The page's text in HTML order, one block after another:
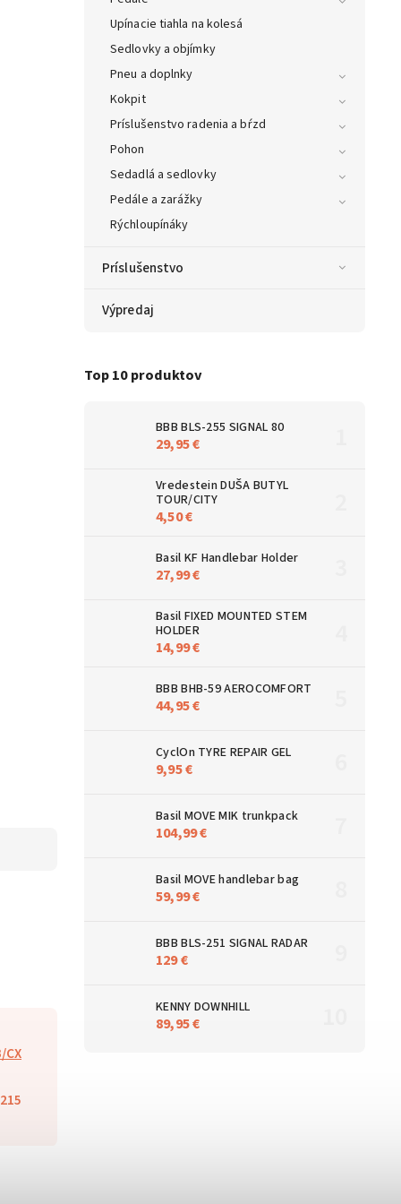
Upínacie tiahla na kolesá
Sedlovky a objímky
Pneu a doplnky
Kokpit
Príslušenstvo radenia a bŕzd
Pohon
Sedadlá a sedlovky
Pedále a zarážky
Rýchloupínáky
Príslušenstvo
Výpredaj
Top 10 produktov
BBB BLS-255 SIGNAL 80
29,95 €
Vredestein DUŠA BUTYL
TOUR/CITY
4,50 €
Basil KF Handlebar Holder
27,99 €
Basil FIXED MOUNTED STEM
HOLDER
14,99 €
BBB BHB-59 AEROCOMFORT
44,95 €
CyclOn TYRE REPAIR GEL
9,95 €
Basil MOVE MIK trunkpack
104,99 €
Basil MOVE handlebar bag
59,99 €
BBB BLS-251 SIGNAL RADAR
129 €
KENNY DOWNHILL
89,95 €
CX